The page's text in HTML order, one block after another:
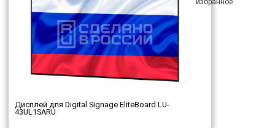
Дисплей для Digital Signage EliteBoard LU-
43UL1SARU